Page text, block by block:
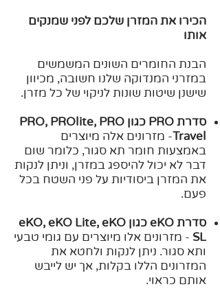
הכירו את המזרן שלכם לפני שמנקים
אותו
הבנת החומרים השונים המשמשים
במזרני המנדוקה שלנו חשובה, מכיוון
שישנן שיטות שונות לניקוי של כל מזרן.
סדרת PRO כגון PRO, PROlite, PRO
Travel- מזרונים אלה מיוצרים
באמצעות חומר תא סגור, כלומר שום
דבר לא יכול להיספג במזרן, וניתן לנקות
את המזרן ביסודיות על פני השטח בכל
פעם.
סדרת eKO כגון eKO, eKO Lite, eKO
SL - מזרונים אלו מיוצרים עם גומי טבעי
ותא סגור. ניתן לנקות ולחטא את
המזרונים הללו בקלות, אך יש לייבש
אותם כראוי.